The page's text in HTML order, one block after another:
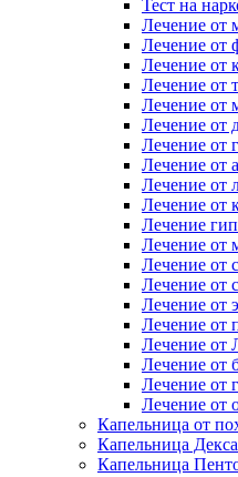
Тест на
Лечение от
Лечение от
Лечение от
Лечение от
Лечение от
Лечение от
Лечение от
Лечение от
Лечение от
Лечение от
Лечение
Лечение от
Лечение от
Лечение от
Лечение от
Лечение от
Лечение от
Лечение от
Лечение от
Лечение от
Капельница от
Капельница
Капельница